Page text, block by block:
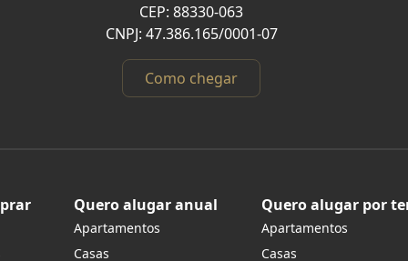
CEP: 88330-063
CNPJ: 47.386.165/0001-07
Como chegar
Quero alugar anual
Apartamentos
Casas
Quero alugar por
Apartamentos
Casas